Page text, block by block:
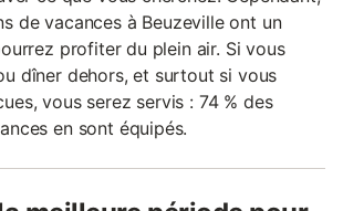
de vacances à Beuzeville ont un
profiter du plein air. Si vous
dîner dehors, et surtout si vous
vous serez servis : 74 % des
en sont équipés.